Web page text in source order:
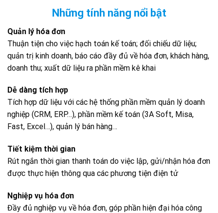
Những tính năng nổi bật
Quản lý hóa đơn
Thuận tiện cho việc hạch toán kế toán; đối chiếu dữ liệu;
quản trị kinh doanh, báo cáo đầy đủ về hóa đơn, khách hàng,
doanh thu; xuất dữ liệu ra phần mềm kê khai
Dễ dàng tích hợp
Tích hợp dữ liệu với các hệ thống phần mềm quản lý doanh
nghiệp (CRM, ERP…), phần mềm kế toán (3A Soft, Misa,
Fast, Excel…), quản lý bán hàng…
Tiết kiệm thời gian
Rút ngắn thời gian thanh toán do việc lập, gửi/nhận hóa đơn
được thực hiện thông qua các phương tiện điện tử
Nghiệp vụ hóa đơn
Đầy đủ nghiệp vụ về hóa đơn, góp phần hiện đại hóa công